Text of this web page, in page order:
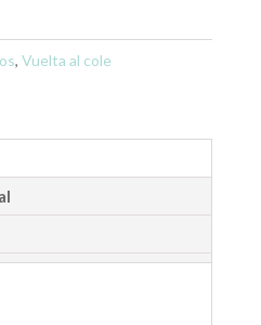
, Vuelta al cole